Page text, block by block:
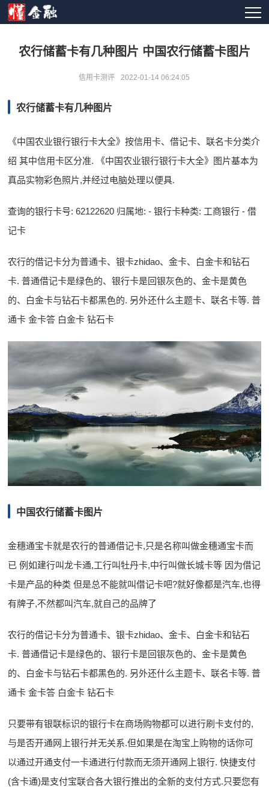
农行储蓄卡有几种图片 中国农行储蓄卡图片
信用卡测评 2022-01-14 06:24:05
农行储蓄卡有几种图片
《中国农业银行银行卡大全》按信用卡、借记卡、联名卡分类介
绍 其中信用卡区分准. 《中国农业银行银行卡大全》图片基本为
真品实物彩色照片,并经过电脑处理以便具.
查询的银行卡号: 62122620 归属地: - 银行卡种类: 工商银行 - 借
记卡
农行的借记卡分为普通卡、银卡zhidao、金卡、白金卡和钻石
卡. 普通借记卡是绿色的、银行卡是回银灰色的、金卡是黄色
的、白金卡与钻石卡都黑色的. 另外还什么主题卡、联名卡等. 普
通卡 金卡答 白金卡 钻石卡
中国农行储蓄卡图片
金穗通宝卡就是农行的普通借记卡,只是名称叫做金穗通宝卡而
已 例如建行叫龙卡通,工行叫牡丹卡,中行叫做长城卡等 因为借记
卡是产品的种类 但是总不能就叫借记卡吧?就好像都是汽车,也得
有牌子,不然都叫汽车,就自己的品牌了
农行的借记卡分为普通卡、银卡zhidao、金卡、白金卡和钻石
卡. 普通借记卡是绿色的、银行卡是回银灰色的、金卡是黄色
的、白金卡与钻石卡都黑色的. 另外还什么主题卡、联名卡等. 普
通卡 金卡答 白金卡 钻石卡
只要带有银联标识的银行卡在商场购物都可以进行刷卡支付的,
与是否开通网上银行并无关系.但如果是在淘宝上购物的话你可
以通过开通支付一卡通进行付款而无须开通网上银行. 快捷支付
(含卡通)是支付宝联合各大银行推出的全新的支付方式.只要您有